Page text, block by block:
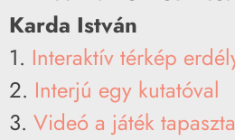
Karda István
1. Interaktív térkép
2. Interjú egy kutatóval
3. Videó a játék